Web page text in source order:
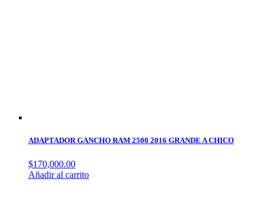
ADAPTADOR GANCHO RAM 2500 2016 GRANDE A CHICO
$170,000.00
Añadir al carrito